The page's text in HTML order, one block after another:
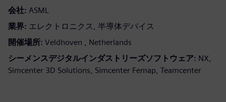
会社: ASML
業界: エレクトロニクス, 半導体デバイス
開催場所: Veldhoven , Netherlands
シーメンスデジタルインダストリーズソフトウェア: NX,
Simcenter 3D Solutions, Simcenter Femap, Teamcenter